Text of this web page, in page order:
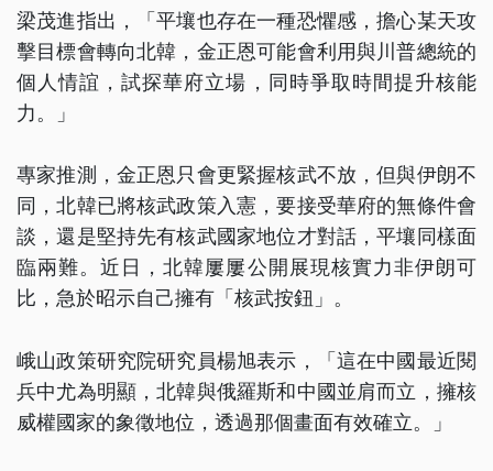
梁茂進指出，「平壤也存在一種恐懼感，擔心某天攻
擊目標會轉向北韓，金正恩可能會利用與川普總統的
個人情誼，試探華府立場，同時爭取時間提升核能
力。」
專家推測，金正恩只會更緊握核武不放，但與伊朗不
同，北韓已將核武政策入憲，要接受華府的無條件會
談，還是堅持先有核武國家地位才對話，平壤同樣面
臨兩難。近日，北韓屢屢公開展現核實力非伊朗可
比，急於昭示自己擁有「核武按鈕」。
峨山政策研究院研究員楊旭表示，「這在中國最近閱
兵中尤為明顯，北韓與俄羅斯和中國並肩而立，擁核
威權國家的象徵地位，透過那個畫面有效確立。」